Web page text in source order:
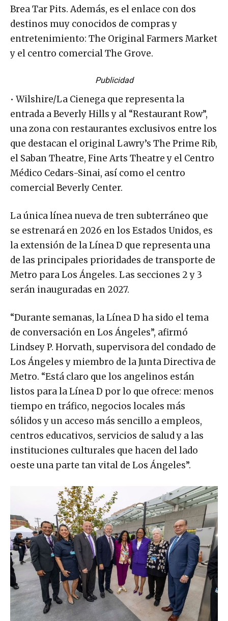
Brea Tar Pits. Además, es el enlace con dos
destinos muy conocidos de compras y
entretenimiento: The Original Farmers Market
y el centro comercial The Grove.
Publicidad
• Wilshire/La Cienega que representa la
entrada a Beverly Hills y al “Restaurant Row”,
una zona con restaurantes exclusivos entre los
que destacan el original Lawry’s The Prime Rib,
el Saban Theatre, Fine Arts Theatre y el Centro
Médico Cedars-Sinai, así como el centro
comercial Beverly Center.
La única línea nueva de tren subterráneo que
se estrenará en 2026 en los Estados Unidos, es
la extensión de la Línea D que representa una
de las principales prioridades de transporte de
Metro para Los Ángeles. Las secciones 2 y 3
serán inauguradas en 2027.
“Durante semanas, la Línea D ha sido el tema
de conversación en Los Ángeles”, afirmó
Lindsey P. Horvath, supervisora del condado de
Los Ángeles y miembro de la Junta Directiva de
Metro. “Está claro que los angelinos están
listos para la Línea D por lo que ofrece: menos
tiempo en tráfico, negocios locales más
sólidos y un acceso más sencillo a empleos,
centros educativos, servicios de salud y a las
instituciones culturales que hacen del lado
oeste una parte tan vital de Los Ángeles”.